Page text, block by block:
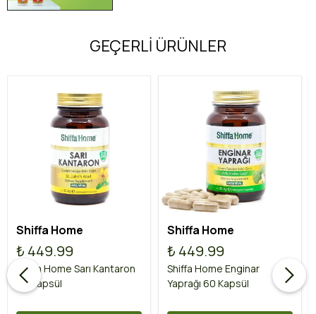
GEÇERLİ ÜRÜNLER
Shiffa Home
₺ 449.99
Shiffa Home Sarı Kantaron
60 Kapsül
Shiffa Home
₺ 449.99
Shiffa Home Enginar
Yaprağı 60 Kapsül